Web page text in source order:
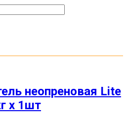
неопреновая Lite
x 1шт